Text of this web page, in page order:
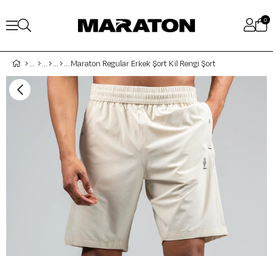
0
Maraton Regular Erkek Şort Kil Rengi Şort